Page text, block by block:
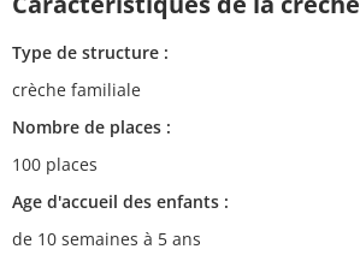
Type de structure :
crèche familiale
Nombre de places :
100 places
Age d'accueil des enfants :
de 10 semaines à 5 ans